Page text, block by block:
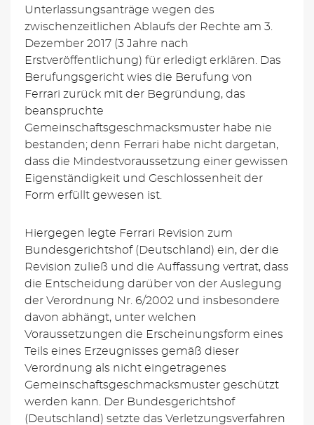
Unterlassungsanträge wegen des
zwischenzeitlichen Ablaufs der Rechte am 3.
Dezember 2017 (3 Jahre nach
Erstveröffentlichung) für erledigt erklären. Das
Berufungsgericht wies die Berufung von
Ferrari zurück mit der Begründung, das
beanspruchte
Gemeinschaftsgeschmacksmuster habe nie
bestanden; denn Ferrari habe nicht dargetan,
dass die Mindestvoraussetzung einer gewissen
Eigenständigkeit und Geschlossenheit der
Form erfüllt gewesen ist.
Hiergegen legte Ferrari Revision zum
Bundesgerichtshof (Deutschland) ein, der die
Revision zuließ und die Auffassung vertrat, dass
die Entscheidung darüber von der Auslegung
der Verordnung Nr. 6/2002 und insbesondere
davon abhängt, unter welchen
Voraussetzungen die Erscheinungsform eines
Teils eines Erzeugnisses gemäß dieser
Verordnung als nicht eingetragenes
Gemeinschaftsgeschmacksmuster geschützt
werden kann. Der Bundesgerichtshof
(Deutschland) setzte das Verletzungsverfahren